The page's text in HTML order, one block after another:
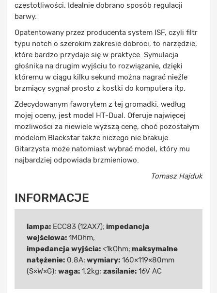
częstotliwości. Idealnie dobrano sposób regulacji
barwy.
Opatentowany przez producenta system ISF, czyli filtr
typu notch o szerokim zakresie dobroci, to narzędzie,
które bardzo przydaje się w praktyce. Symulacja
głośnika na drugim wyjściu to rozwiązanie, dzięki
któremu w ciągu kilku sekund można nagrać nieźle
brzmiący sygnał prosto z kostki do komputera itp.
Zdecydowanym faworytem z tej gromadki, według
mojej oceny, jest model HT-Dual. Oferuje najwięcej
możliwości za niewiele wyższą cenę, choć pozostałym
modelom Blackstar także niczego nie brakuje.
Gitarzysta może natomiast wybrać model, który mu
najbardziej odpowiada brzmieniowo.
Tomasz Hajduk
INFORMACJE
lampa: ECC83 (12AX7); impedancja
wejściowa: 1MOhm;
impedancja wyjścia: <1kOhm; maksymalne
natężenie: 0.8A; wymiary: 160×119×80mm
(S×W×G); waga: 1.2kg; zasilanie: 16V AC